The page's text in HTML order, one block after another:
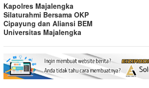
Kapolres Majalengka
Silaturahmi Bersama OKP
Cipayung dan Aliansi BEM
Universitas Majalengka